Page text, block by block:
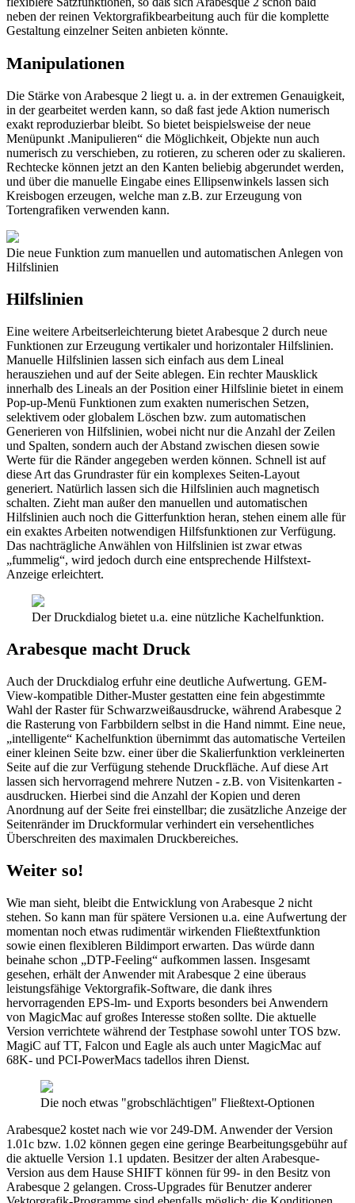
neben der reinen Vektorgrafikbearbeitung auch für die komplette
Gestaltung einzelner Seiten anbieten könnte.
Manipulationen
Die Stärke von Arabesque 2 liegt u. a. in der extremen Genauigkeit,
in der gearbeitet werden kann, so daß fast jede Aktion numerisch
exakt reproduzierbar bleibt. So bietet beispielsweise der neue
Menüpunkt .Manipulieren“ die Möglichkeit, Objekte nun auch
numerisch zu verschieben, zu rotieren, zu scheren oder zu skalieren.
Rechtecke können jetzt an den Kanten beliebig abgerundet werden,
und über die manuelle Eingabe eines Ellipsenwinkels lassen sich
Kreisbogen erzeugen, welche man z.B. zur Erzeugung von
Tortengrafiken verwenden kann.
Die neue Funktion zum manuellen und automatischen Anlegen von
Hilfslinien
Hilfslinien
Eine weitere Arbeitserleichterung bietet Arabesque 2 durch neue
Funktionen zur Erzeugung vertikaler und horizontaler Hilfslinien.
Manuelle Hilfslinien lassen sich einfach aus dem Lineal
herausziehen und auf der Seite ablegen. Ein rechter Mausklick
innerhalb des Lineals an der Position einer Hilfslinie bietet in einem
Pop-up-Menü Funktionen zum exakten numerischen Setzen,
selektivem oder globalem Löschen bzw. zum automatischen
Generieren von Hilfslinien, wobei nicht nur die Anzahl der Zeilen
und Spalten, sondern auch der Abstand zwischen diesen sowie
Werte für die Ränder angegeben werden können. Schnell ist auf
diese Art das Grundraster für ein komplexes Seiten-Layout
generiert. Natürlich lassen sich die Hilfslinien auch magnetisch
schalten. Zieht man außer den manuellen und automatischen
Hilfslinien auch noch die Gitterfunktion heran, stehen einem alle für
ein exaktes Arbeiten notwendigen Hilfsfunktionen zur Verfügung.
Das nachträgliche Anwählen von Hilfslinien ist zwar etwas
„fummelig“, wird jedoch durch eine entsprechende Hilfstext-
Anzeige erleichtert.
Der Druckdialog bietet u.a. eine nützliche Kachelfunktion.
Arabesque macht Druck
Auch der Druckdialog erfuhr eine deutliche Aufwertung. GEM-
View-kompatible Dither-Muster gestatten eine fein abgestimmte
Wahl der Raster für Schwarzweißausdrucke, während Arabesque 2
die Rasterung von Farbbildern selbst in die Hand nimmt. Eine neue,
„intelligente“ Kachelfunktion übernimmt das automatische Verteilen
einer kleinen Seite bzw. einer über die Skalierfunktion verkleinerten
Seite auf die zur Verfügung stehende Druckfläche. Auf diese Art
lassen sich hervorragend mehrere Nutzen - z.B. von Visitenkarten -
ausdrucken. Hierbei sind die Anzahl der Kopien und deren
Anordnung auf der Seite frei einstellbar; die zusätzliche Anzeige der
Seitenränder im Druckformular verhindert ein versehentliches
Überschreiten des maximalen Druckbereiches.
Weiter so!
Wie man sieht, bleibt die Entwicklung von Arabesque 2 nicht
stehen. So kann man für spätere Versionen u.a. eine Aufwertung der
momentan noch etwas rudimentär wirkenden Fließtextfunktion
sowie einen flexibleren Bildimport erwarten. Das würde dann
beinahe schon „DTP-Feeling“ aufkommen lassen. Insgesamt
gesehen, erhält der Anwender mit Arabesque 2 eine überaus
leistungsfähige Vektorgrafik-Software, die dank ihres
hervorragenden EPS-lm- und Exports besonders bei Anwendern
von MagicMac auf großes Interesse stoßen sollte. Die aktuelle
Version verrichtete während der Testphase sowohl unter TOS bzw.
MagiC auf TT, Falcon und Eagle als auch unter MagicMac auf
68K- und PCI-PowerMacs tadellos ihren Dienst.
Die noch etwas "grobschlächtigen" Fließtext-Optionen
Arabesque2 kostet nach wie vor 249-DM. Anwender der Version
1.01c bzw. 1.02 können gegen eine geringe Bearbeitungsgebühr auf
die aktuelle Version 1.1 updaten. Besitzer der alten Arabesque-
Version aus dem Hause SHIFT können für 99- in den Besitz von
Arabesque 2 gelangen. Cross-Upgrades für Benutzer anderer